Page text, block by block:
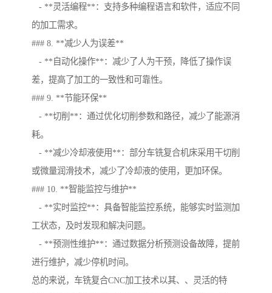
- **灵活编程**：支持多种编程语言和软件，适应不同
的加工需求。
### 8. **减少人为误差**
- **自动化操作**：减少了人为干预，降低了操作误
差，提高了加工的一致性和可靠性。
### 9. **节能环保**
- **切削**：通过优化切削参数和路径，减少了能源消
耗。
- **减少冷却液使用**：部分车铣复合机床采用干切削
或微量润滑技术，减少了冷却液的使用，更加环保。
### 10. **智能监控与维护**
- **实时监控**：具备智能监控系统，能够实时监测加
工状态，及时发现和解决问题。
- **预测性维护**：通过数据分析预测设备故障，提前
进行维护，减少停机时间。
总的来说，车铣复合CNC加工技术以其、、灵活的特